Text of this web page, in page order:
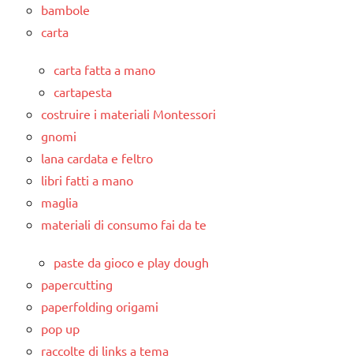
bambole
carta
carta fatta a mano
cartapesta
costruire i materiali Montessori
gnomi
lana cardata e feltro
libri fatti a mano
maglia
materiali di consumo fai da te
paste da gioco e play dough
papercutting
paperfolding origami
pop up
raccolte di links a tema